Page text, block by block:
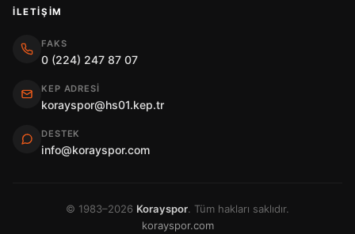
İLETIŞIM
FAKS
0 (224) 247 87 07
KEP ADRESI
korayspor@hs01.kep.tr
DESTEK
info@korayspor.com
© 1983–2026 Korayspor. Tüm hakları saklıdır.
korayspor.com